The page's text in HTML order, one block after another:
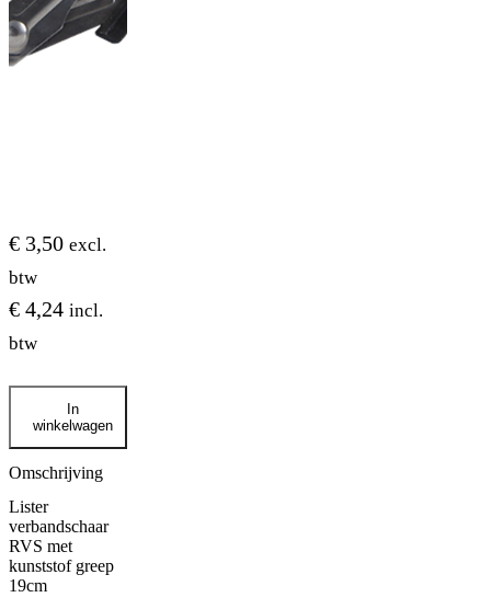
€ 3,50 excl.
btw
€ 4,24 incl.
btw
Aantal
In
winkelwagen
Omschrijving
Lister
verbandschaar
RVS met
kunststof greep
19cm